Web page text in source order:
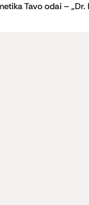
Tavo odai – „Dr.